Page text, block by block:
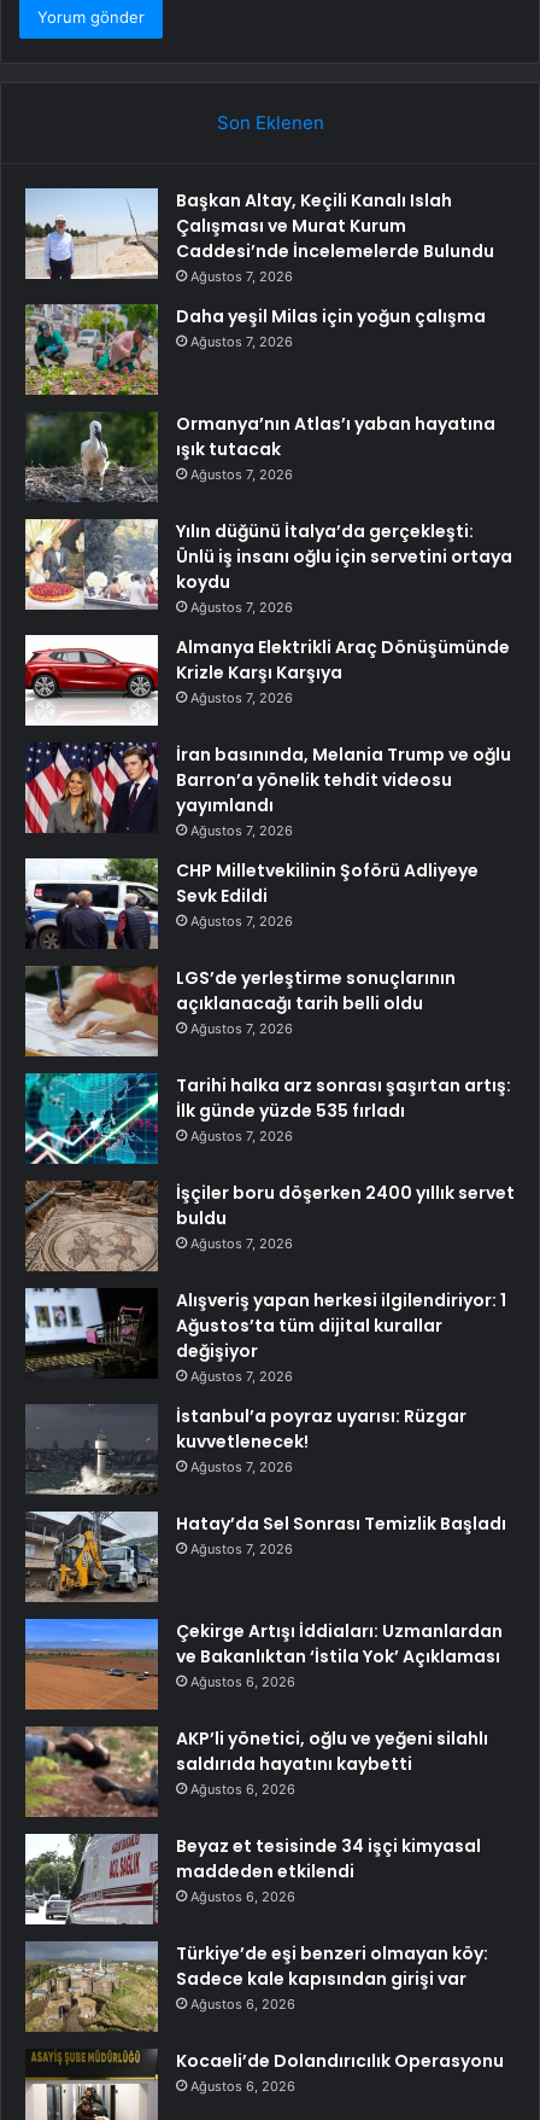
Son Eklenen
Başkan Altay, Keçili Kanalı Islah
Çalışması ve Murat Kurum
Caddesi’nde İncelemelerde Bulundu
Ağustos 7, 2026
Daha yeşil Milas için yoğun çalışma
Ağustos 7, 2026
Ormanya’nın Atlas’ı yaban hayatına
ışık tutacak
Ağustos 7, 2026
Yılın düğünü İtalya’da gerçekleşti:
Ünlü iş insanı oğlu için servetini ortaya
koydu
Ağustos 7, 2026
Almanya Elektrikli Araç Dönüşümünde
Krizle Karşı Karşıya
Ağustos 7, 2026
İran basınında, Melania Trump ve oğlu
Barron’a yönelik tehdit videosu
yayımlandı
Ağustos 7, 2026
CHP Milletvekilinin Şoförü Adliyeye
Sevk Edildi
Ağustos 7, 2026
LGS’de yerleştirme sonuçlarının
açıklanacağı tarih belli oldu
Ağustos 7, 2026
Tarihi halka arz sonrası şaşırtan artış:
İlk günde yüzde 535 fırladı
Ağustos 7, 2026
İşçiler boru döşerken 2400 yıllık servet
buldu
Ağustos 7, 2026
Alışveriş yapan herkesi ilgilendiriyor: 1
Ağustos’ta tüm dijital kurallar
değişiyor
Ağustos 7, 2026
İstanbul’a poyraz uyarısı: Rüzgar
kuvvetlenecek!
Ağustos 7, 2026
Hatay’da Sel Sonrası Temizlik Başladı
Ağustos 7, 2026
Çekirge Artışı İddiaları: Uzmanlardan
ve Bakanlıktan ‘İstila Yok’ Açıklaması
Ağustos 6, 2026
AKP’li yönetici, oğlu ve yeğeni silahlı
saldırıda hayatını kaybetti
Ağustos 6, 2026
Beyaz et tesisinde 34 işçi kimyasal
maddeden etkilendi
Ağustos 6, 2026
Türkiye’de eşi benzeri olmayan köy:
Sadece kale kapısından girişi var
Ağustos 6, 2026
Kocaeli’de Dolandırıcılık Operasyonu
Ağustos 6, 2026